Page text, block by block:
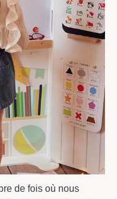
de fois où nous